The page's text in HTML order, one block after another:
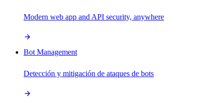
Modern web app and API security, anywhere
Bot Management
Detección y mitigación de ataques de bots